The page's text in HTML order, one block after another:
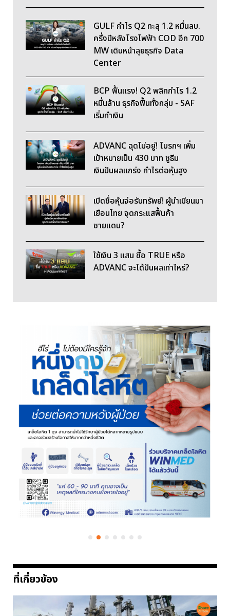
GULF กำไร Q2 ทะลุ 1.2 หมื่นลบ.
ครึ่งปีหลังโรงไฟฟ้า COD อีก 700
MW เดินหน้าลุยธุรกิจ Data
Center
BCP ฟื้นแรง! Q2 พลิกกำไร 1.2
หมื่นล้าน ธุรกิจฟื้นทั้งกลุ่ม - SAF
เริ่มทำเงิน
ADVANC ฉุดไม่อยู่! โบรกฯ เพิ่ม
เป้าหมายเป็น 430 บาท ชูธีม
เงินปันผลแกร่ง กำไรต่อหุ้นสูง
เปิดชื่อหุ้นจ่อรับทรัพย์! ผู้นำเมียนมา
เยือนไทย จุดกระแสฟื้นค้า
ชายแดน?
ใช้เงิน 3 แสน ซื้อ TRUE หรือ
ADVANC จะได้ปันผลเท่าไหร่?
ที่เกี่ยวข้อง